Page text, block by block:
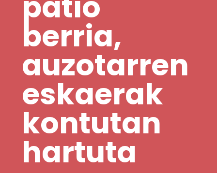
berria,
auzotarren
eskaerak
kontutan
hartuta